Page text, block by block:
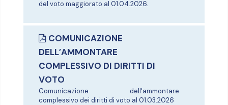
del voto maggiorato al 01.04.2026.
COMUNICAZIONE
DELL’AMMONTARE
COMPLESSIVO DI DIRITTI DI
VOTO
Comunicazione dell'ammontare
complessivo dei diritti di voto al 01.03.2026